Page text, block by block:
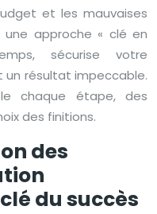
et les mauvaises
une approche « clé en
sécurise votre
résultat impeccable.
chaque étape, des
des finitions.
des
du succès